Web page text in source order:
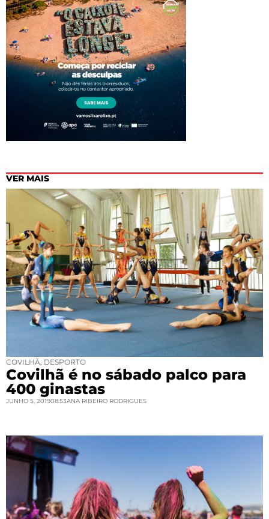
VER MAIS
COVILHÃ DESPORTO
Covilhã é no sábado palco para
400 ginastas
JUNHO 5, 201908:53ANA RIBEIRO RODRIGUES